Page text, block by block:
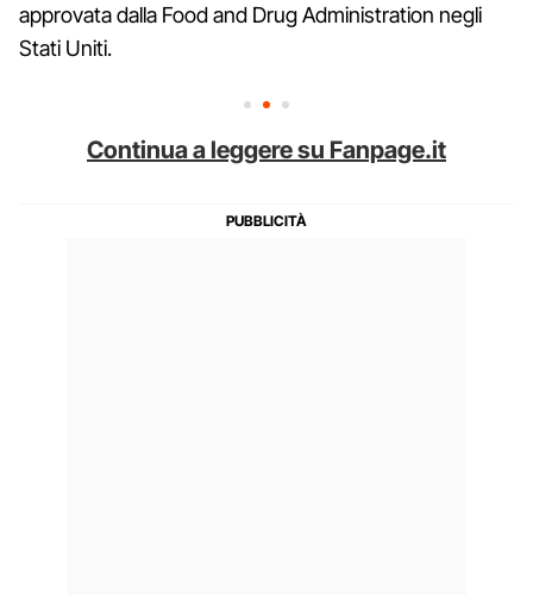
approvata dalla Food and Drug Administration negli
Stati Uniti.
Continua a leggere su Fanpage.it